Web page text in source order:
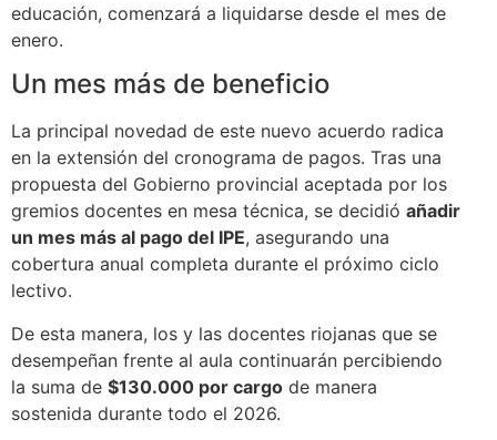
educación, comenzará a liquidarse desde el mes de
enero.
Un mes más de beneficio
La principal novedad de este nuevo acuerdo radica
en la extensión del cronograma de pagos. Tras una
propuesta del Gobierno provincial aceptada por los
gremios docentes en mesa técnica, se decidió añadir
un mes más al pago del IPE, asegurando una
cobertura anual completa durante el próximo ciclo
lectivo.
De esta manera, los y las docentes riojanas que se
desempeñan frente al aula continuarán percibiendo
la suma de $130.000 por cargo de manera
sostenida durante todo el 2026.